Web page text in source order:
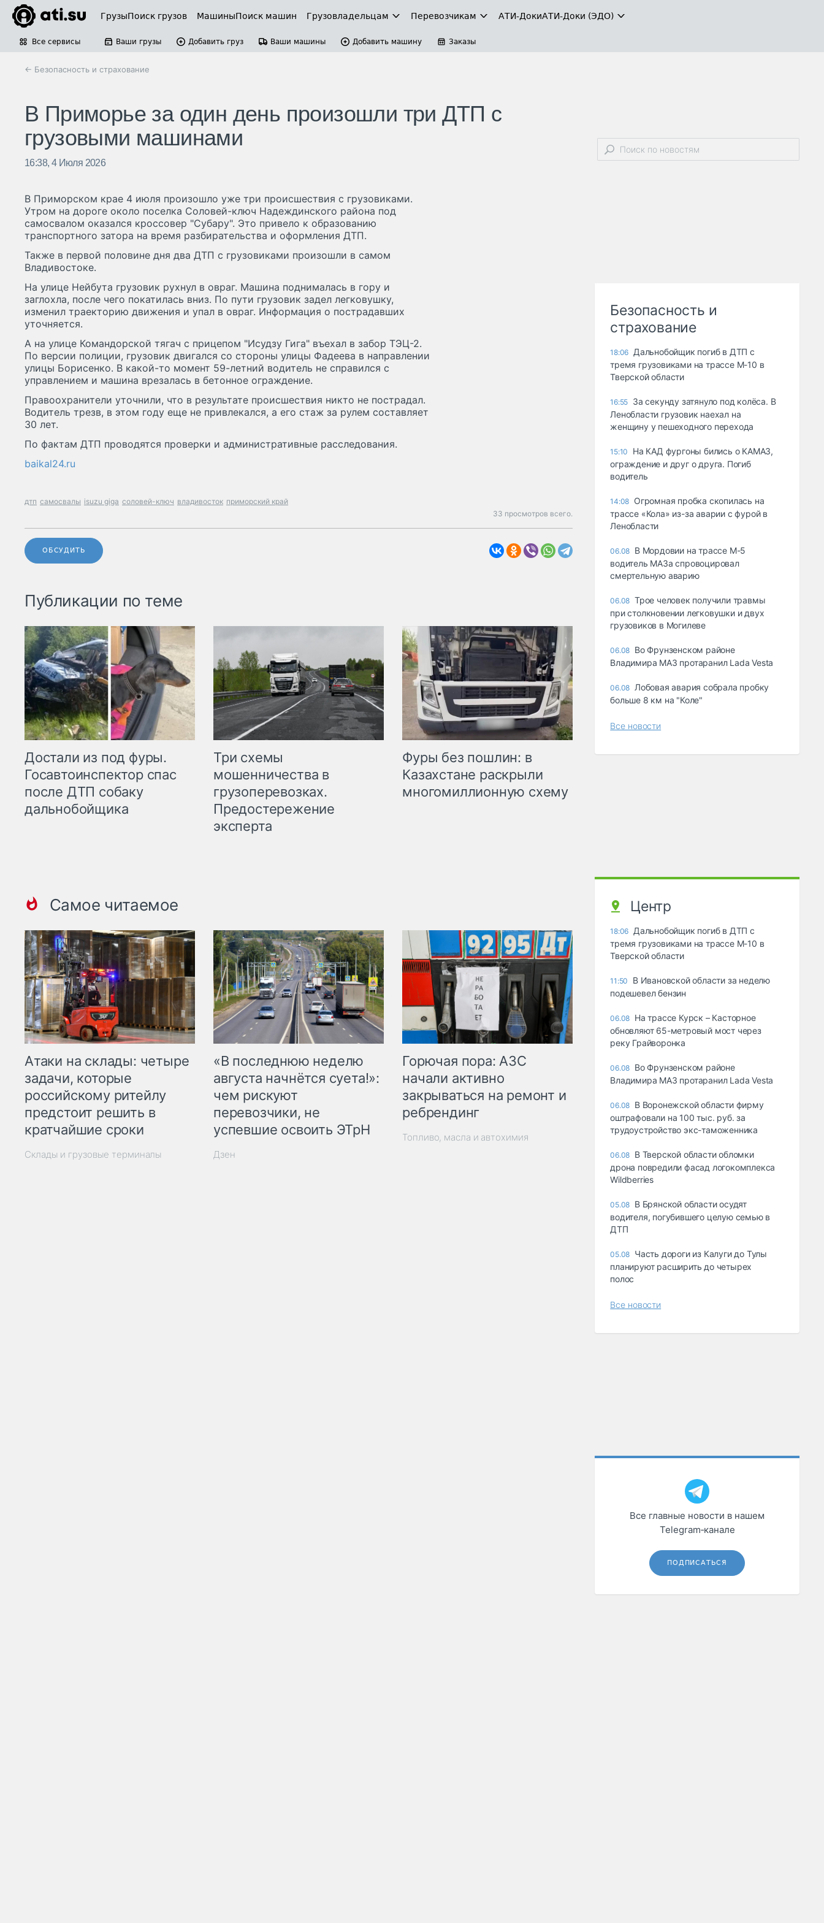
ГрузыПоиск грузов МашиныПоиск машин Грузовладельцам Перевозчикам АТИ-ДокиАТИ-Доки (ЭДО)
Все сервисы Ваши грузы Добавить груз Ваши машины Добавить машину Заказы
← Безопасность и страхование
В Приморье за один день произошли три ДТП с
грузовыми машинами
16:38, 4 Июля 2026
В Приморском крае 4 июля произошло уже три происшествия с грузовиками.
Утром на дороге около поселка Соловей-ключ Надеждинского района под
самосвалом оказался кроссовер "Субару". Это привело к образованию
транспортного затора на время разбирательства и оформления ДТП.
Также в первой половине дня два ДТП с грузовиками произошли в самом
Владивостоке.
На улице Нейбута грузовик рухнул в овраг. Машина поднималась в гору и
заглохла, после чего покатилась вниз. По пути грузовик задел легковушку,
изменил траекторию движения и упал в овраг. Информация о пострадавших
уточняется.
А на улице Командорской тягач с прицепом "Исудзу Гига" въехал в забор ТЭЦ-2.
По версии полиции, грузовик двигался со стороны улицы Фадеева в направлении
улицы Борисенко. В какой-то момент 59-летний водитель не справился с
управлением и машина врезалась в бетонное ограждение.
Правоохранители уточнили, что в результате происшествия никто не пострадал.
Водитель трезв, в этом году еще не привлекался, а его стаж за рулем составляет
30 лет.
По фактам ДТП проводятся проверки и административные расследования.
baikal24.ru
дтп самосвалы isuzu giga соловей-ключ владивосток приморский край
33 просмотров всего.
ОБСУДИТЬ
Публикации по теме
Достали из под фуры.
Госавтоинспектор спас
после ДТП собаку
дальнобойщика
Три схемы
мошенничества в
грузоперевозках.
Предостережение
эксперта
Фуры без пошлин: в
Казахстане раскрыли
многомиллионную схему
Самое читаемое
Атаки на склады: четыре
задачи, которые
российскому ритейлу
предстоит решить в
кратчайшие сроки
Склады и грузовые терминалы
«В последнюю неделю
августа начнётся суета!»:
чем рискуют
перевозчики, не
успевшие освоить ЭТрН
Дзен
Горючая пора: АЗС
начали активно
закрываться на ремонт и
ребрендинг
Топливо, масла и автохимия
Безопасность и
страхование
18:06 Дальнобойщик погиб в ДТП с
тремя грузовиками на трассе М-10 в
Тверской области
16:55 За секунду затянуло под колёса. В
Ленобласти грузовик наехал на
женщину у пешеходного перехода
15:10
На КАД фургоны бились о КАМАЗ,
ограждение и друг о друга. Погиб
водитель
14:08 Огромная пробка скопилась на
трассе «Кола» из-за аварии с фурой в
Ленобласти
06.08 В Мордовии на трассе М-5
водитель МАЗа спровоцировал
смертельную аварию
06.08 Трое человек получили травмы
при столкновении легковушки и двух
грузовиков в Могилеве
06.08 Во Фрунзенском районе
Владимира МАЗ протаранил Lada Vesta
06.08 Лобовая авария собрала пробку
больше 8 км на "Коле"
Все новости
Центр
18:06 Дальнобойщик погиб в ДТП с
тремя грузовиками на трассе М-10 в
Тверской области
11:50
В Ивановской области за неделю
подешевел бензин
06.08 На трассе Курск – Касторное
обновляют 65-метровый мост через
реку Грайворонка
06.08 Во Фрунзенском районе
Владимира МАЗ протаранил Lada Vesta
06.08 В Воронежской области фирму
оштрафовали на 100 тыс. руб. за
трудоустройство экс-таможенника
06.08 В Тверской области обломки
дрона повредили фасад логокомплекса
Wildberries
05.08 В Брянской области осудят
водителя, погубившего целую семью в
ДТП
05.08 Часть дороги из Калуги до Тулы
планируют расширить до четырех
полос
Все новости
Все главные новости в нашем
Telegram‑канале
ПОДПИСАТЬСЯ